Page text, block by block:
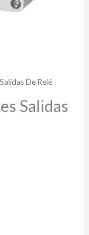
De Relé
Salidas